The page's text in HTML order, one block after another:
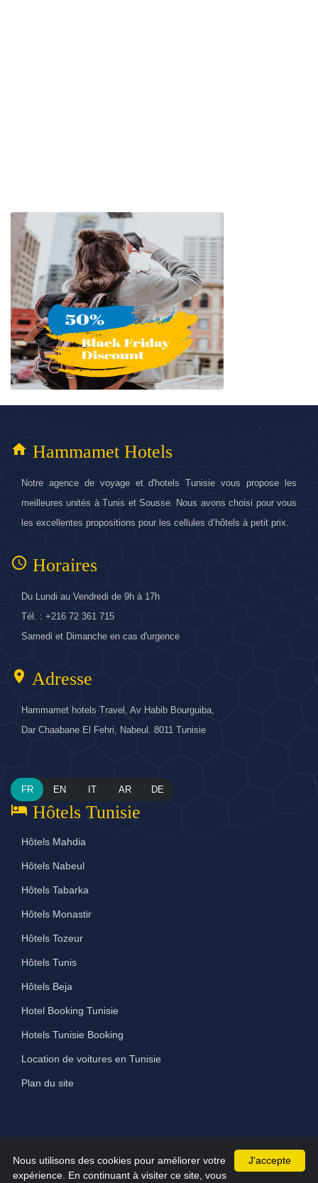
home Hammamet Hotels
Notre agence de voyage et d'hotels Tunisie vous propose les
meilleures unités à Tunis et Sousse. Nous avons choisi pour vous
les excellentes propositions pour les cellules d’hôtels à petit prix.
access_time Horaires
Du Lundi au Vendredi de 9h à 17h
Tél. : +216 72 361 715
Samedi et Dimanche en cas d'urgence
location_on Adresse
Hammamet hotels Travel, Av Habib Bourguiba,
Dar Chaabane El Fehri, Nabeul. 8011 Tunisie
FR EN IT AR DE
hotel Hôtels Tunisie
Hôtels Mahdia
Hôtels Nabeul
Hôtels Tabarka
Hôtels Monastir
Hôtels Tozeur
Hôtels Tunis
Hôtels Beja
Hotel Booking Tunisie
Hotels Tunisie Booking
Location de voitures en Tunisie
Plan du site
©2026 All Rights Reserved hammamet-hotels.com
J'accepte
Nous utilisons des cookies pour améliorer votre
expérience. En continuant à visiter ce site, vous